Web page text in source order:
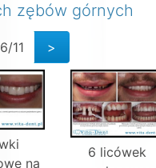
zębów górnych
6/11 >
na
6 licówek